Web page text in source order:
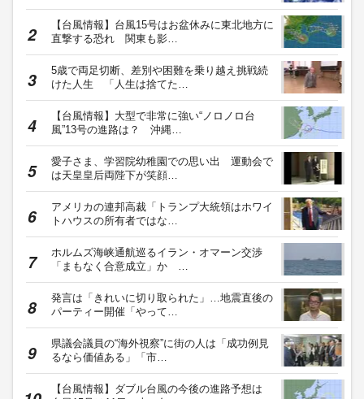
【台風情報】台風15号はお盆休みに東北地方に
直撃する恐れ 関東も影…
5歳で両足切断、差別や困難を乗り越え挑戦続
けた人生 「人生は捨てた…
【台風情報】大型で非常に強い“ノロノロ台
風”13号の進路は？ 沖縄…
愛子さま、学習院幼稚園での思い出 運動会で
は天皇皇后両陛下が笑顔…
アメリカの連邦高裁「トランプ大統領はホワイ
トハウスの所有者ではな…
ホルムズ海峡通航巡るイラン・オマーン交渉
「まもなく合意成立」か …
発言は「きれいに切り取られた」…地震直後の
パーティー開催「やって…
県議会議員の“海外視察”に街の人は「成功例見
るなら価値ある」「市…
【台風情報】ダブル台風の今後の進路予想は